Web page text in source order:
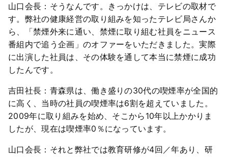
山口会長：そうなんです。きっかけは、テレビの取材で
す。弊社の健康経営の取り組みを知ったテレビ局さんか
ら、「禁煙外来に通い、禁煙に取り組む社員をニュース
番組内で追う企画」のオファーをいただきました。実際
に出演した社員は、その体験を通して本当に禁煙に成功
したんです。
吉田社長：青森県は、働き盛りの30代の喫煙率が全国的
に高く、当時の社員の喫煙率は6割を超えていました。
2009年に取り組みを始め、そこから10年以上かかりま
したが、現在は喫煙率0％になっています。
山口会長：それと弊社では教育研修が4回／年あり、研